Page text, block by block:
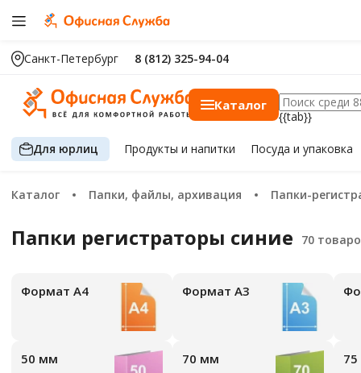
Санкт-Петербург 8 (812) 325-94-04
Каталог
{{tab}}
Для юрлиц Продуктыи напитки Посуда и упаковка
Каталог Папки, файлы, архивация Папки-
Папки регистраторы синие
Формат А4 Формат А3
50 мм 70 мм